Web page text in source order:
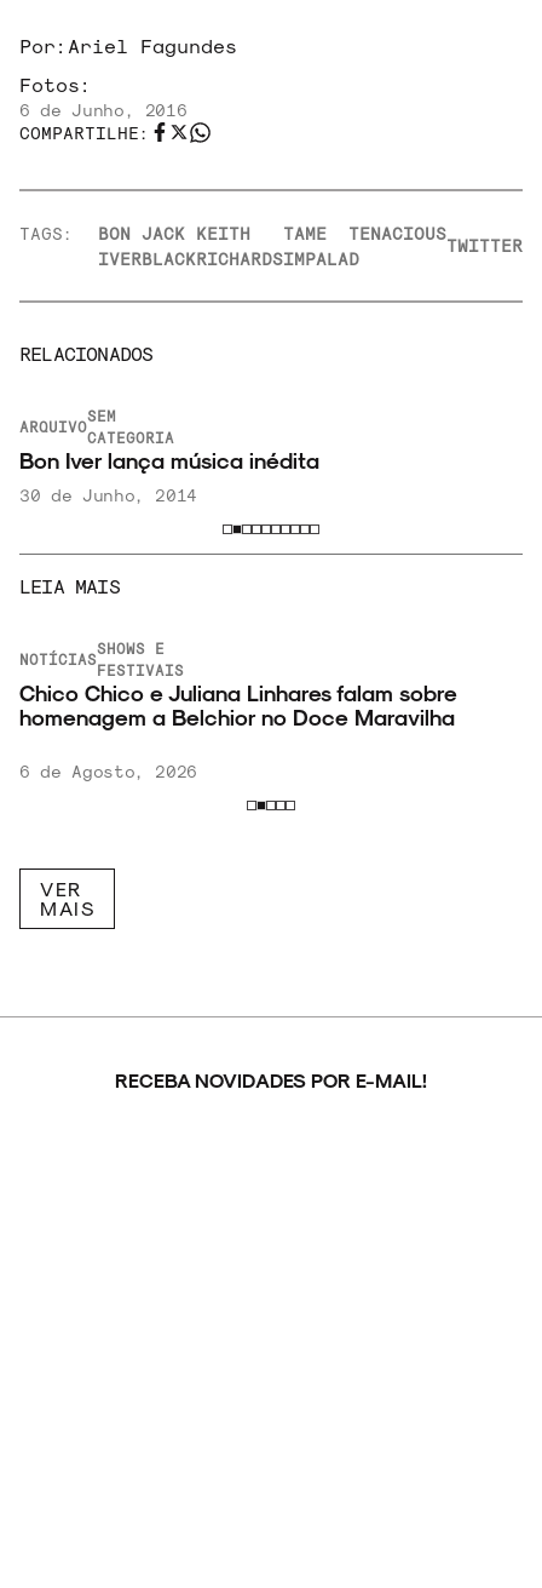
Por: Ariel Fagundes
Fotos:
6 de Junho, 2016
COMPARTILHE:
TAGS:
BON
IVER
JACK
BLACK
KEITH
RICHARDS
TAME
IMPALA
TENACIOUS
D
TWITTER
RELACIONADOS
ARQUIVO
SEM
CATEGORIA
Bon Iver lança música inédita
30 de Junho, 2014
LEIA MAIS
NOTÍCIAS
SHOWS E
FESTIVAIS
Chico Chico e Juliana Linhares falam sobre
homenagem a Belchior no Doce Maravilha
6 de Agosto, 2026
VER
MAIS
RECEBA NOVIDADES POR E-MAIL!